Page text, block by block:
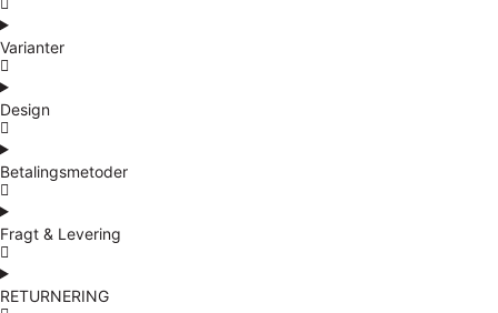
Varianter
Design
Betalingsmetoder
Fragt & Levering
RETURNERING